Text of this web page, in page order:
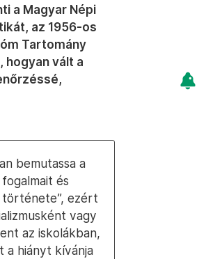
a Magyar Népi
az 1956-os
Tartomány
vált a
bemutassa a
és
története”, ezért
vagy
az iskolákban,
a hiányt kívánja